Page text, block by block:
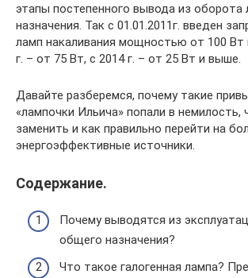
этапы постепенного вывода из оборота
назначения. Так с 01.01.2011г. введен
ламп накаливания мощностью от 100 Вт
г. – от 75 Вт, с 2014 г. – от 25 Вт и выше.
Давайте разберемся, почему такие
«лампочки Ильича» попали в немилость,
заменить и как правильно перейти на
энергоэффективные источники.
Содержание.
Почему выводятся из
общего назначения?
Что такое галогенная лампа?